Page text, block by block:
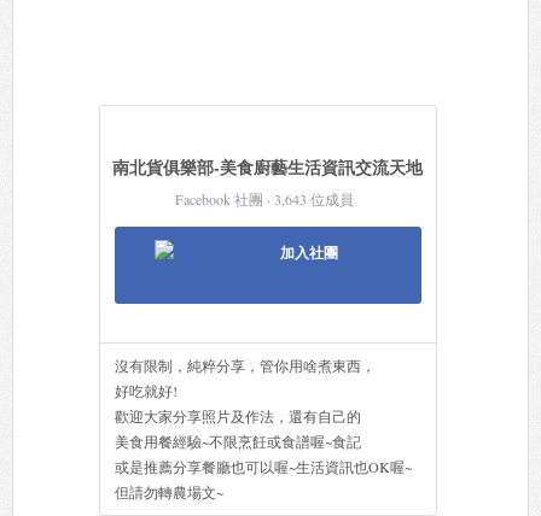
南北貨俱樂部-美食廚藝生活資訊交流天地
Facebook 社團 · 3,643 位成員
加入社團
沒有限制，純粹分享，管你用啥煮東西，
好吃就好!
歡迎大家分享照片及作法，還有自己的
美食用餐經驗~不限烹飪或食譜喔~食記
或是推薦分享餐廳也可以喔~生活資訊也OK喔~
但請勿轉農場文~